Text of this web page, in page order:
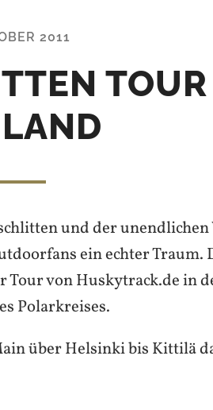
2011
und der unendlichen
ein echter Traum.
Tour von Huskytrack.de in
Polarkreises.
über Helsinki bis Kittilä